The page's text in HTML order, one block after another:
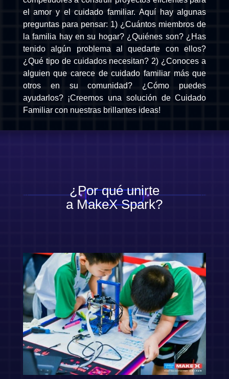
el amor y el cuidado familiar. Aquí hay algunas
preguntas para pensar: 1) ¿Cuántos miembros de
la familia hay en su hogar? ¿Quiénes son? ¿Has
tenido algún problema al quedarte con ellos?
¿Qué tipo de cuidados necesitan? 2) ¿Conoces a
alguien que carece de cuidado familiar más que
otros en su comunidad? ¿Cómo puedes
ayudarlos? ¡Creemos una solución de Cuidado
Familiar con nuestras brillantes ideas!
¿Por qué unirte
a MakeX Spark?